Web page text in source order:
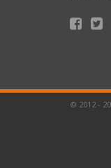
© 2012 -